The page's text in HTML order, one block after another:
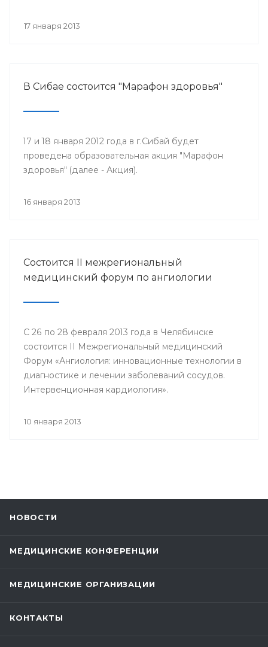
17 января 2013
В Сибае состоится "Марафон здоровья"
17 и 18 января 2012 года в г.Сибай будет
проведена образовательная акция "Марафон
здоровья" (далее - Акция).
16 января 2013
Состоится II межрегиональный
медицинский форум по ангиологии
С 26 по 28 февраля 2013 года в Челябинске
состоится II Межрегиональный медицинский
Форум «Ангиология: инновационные технологии в
диагностике и лечении заболеваний сосудов.
Интервенционная кардиология».
10 января 2013
НОВОСТИ
МЕДИЦИНСКИЕ КОНФЕРЕНЦИИ
МЕДИЦИНСКИЕ ОРГАНИЗАЦИИ
КОНТАКТЫ